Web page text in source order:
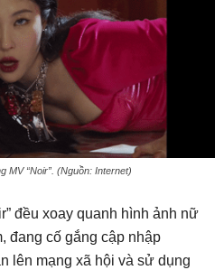
MV “Noir”. (Nguồn: Internet)
đều xoay quanh hình ảnh nữ
đang cố gắng cập nhập
lên mạng xã hội và sử dụng